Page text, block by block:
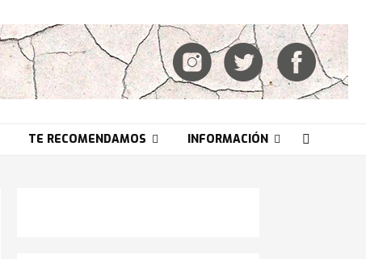
TE RECOMENDAMOS INFORMACIÓN